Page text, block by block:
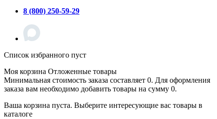
8 (800) 250-59-29
Список избранного пуст
Моя корзина Отложенные товары
Минимальная стоимость заказа составляет 0. Для оформления
заказа вам необходимо добавить товары на сумму 0.
Ваша корзина пуста. Выберите интересующие вас товары в
каталоге